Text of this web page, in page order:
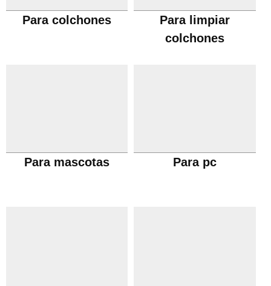
Para colchones
Para limpiar
colchones
Para mascotas Para pc